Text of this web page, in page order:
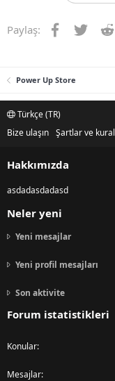
Paylaş: Facebook
Twitter
Power Up Store
Türkçe (TR)
Bize ulaşın Şartlar ve
Hakkımızda
asdadasdadasd
Neler yeni
Yeni mesajlar
Yeni profil mesajları
Son aktivite
Forum istatistikleri
Konular
Mesajlar